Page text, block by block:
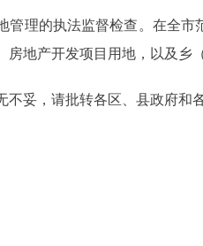
理的执法监督检查。在全市
房地产开发项目用地，以及乡
妥，请批转各区、县政府和